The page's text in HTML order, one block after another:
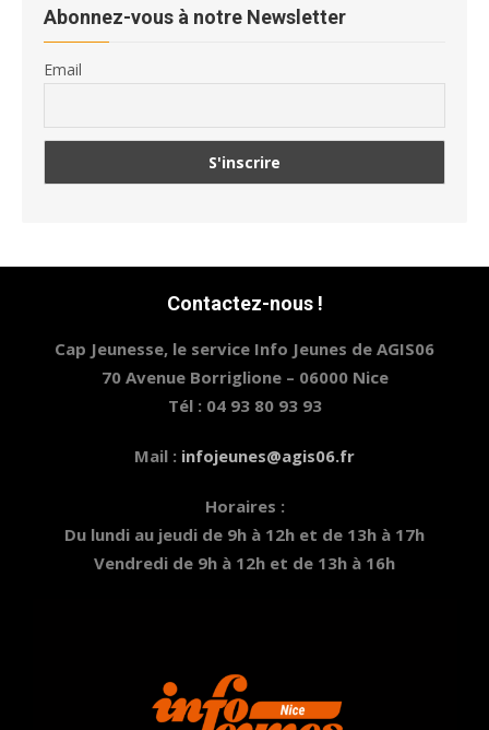
Abonnez-vous à notre Newsletter
Email
Contactez-nous !
Cap Jeunesse, le service Info Jeunes de AGIS06
70 Avenue Borriglione – 06000 Nice
Tél : 04 93 80 93 93
Mail : infojeunes@agis06.fr
Horaires :
Du lundi au jeudi de 9h à 12h et de 13h à 17h
Vendredi de 9h à 12h et de 13h à 16h